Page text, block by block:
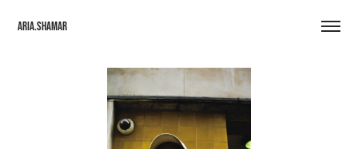
Aria.Shamar